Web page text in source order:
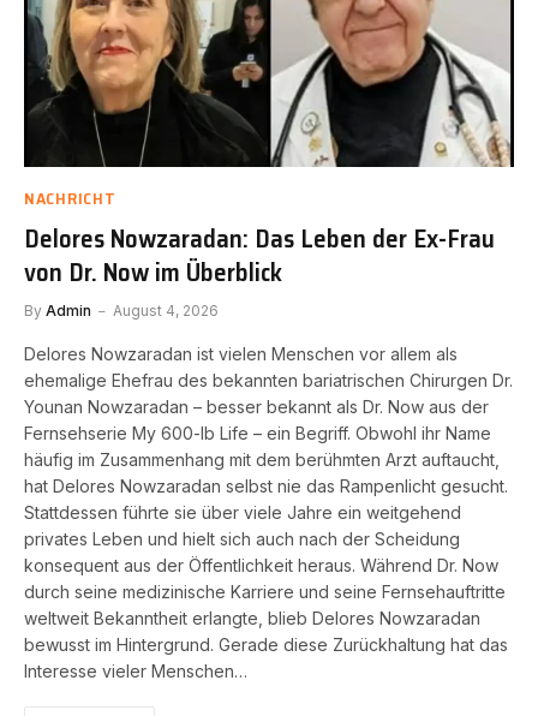
NACHRICHT
Delores Nowzaradan: Das Leben der Ex-Frau
von Dr. Now im Überblick
By Admin August 4, 2026
Delores Nowzaradan ist vielen Menschen vor allem als
ehemalige Ehefrau des bekannten bariatrischen Chirurgen Dr.
Younan Nowzaradan – besser bekannt als Dr. Now aus der
Fernsehserie My 600-lb Life – ein Begriff. Obwohl ihr Name
häufig im Zusammenhang mit dem berühmten Arzt auftaucht,
hat Delores Nowzaradan selbst nie das Rampenlicht gesucht.
Stattdessen führte sie über viele Jahre ein weitgehend
privates Leben und hielt sich auch nach der Scheidung
konsequent aus der Öffentlichkeit heraus. Während Dr. Now
durch seine medizinische Karriere und seine Fernsehauftritte
weltweit Bekanntheit erlangte, blieb Delores Nowzaradan
bewusst im Hintergrund. Gerade diese Zurückhaltung hat das
Interesse vieler Menschen…